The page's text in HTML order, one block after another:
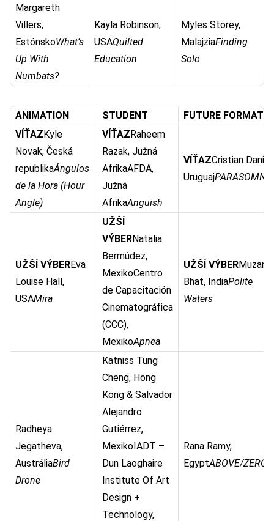
Margareth
Villers,
EstónskoWhat’s
Up With
Numbats?
Kayla Robinson,
USAQuilted
Education
Myles Storey,
MalajziaFinding
Solo
ANIMATION STUDENT
FUTURE FORMAT
VÍŤAZKyle
Novak, Česká
republikaÁngulos
de la Hora (Hour
Angle)
VÍŤAZRaheem
Razak, Južná
AfrikaAFDA,
Južná
AfrikaAnguish
VÍŤAZCristian Daniel,
UruguajPARASOMNIA
UŽŠÍ VÝBEREva
Louise Hall,
USAMira
UŽŠÍ
VÝBERNatalia
Bermúdez,
MexikoCentro
de Capacitación
Cinematográfica
(CCC),
MexikoApnea
UŽŠÍ VÝBERMuzamil
Bhat, IndiaPolite
Waters
Radheya
Jegatheva,
AustráliaBird
Drone
Katniss Tung
Cheng, Hong
Kong & Salvador
Alejandro
Gutiérrez,
MexikoIADT –
Dun Laoghaire
Institute Of Art
Design +
Technology,
Rana Ramy,
EgyptABOVE/ZERO